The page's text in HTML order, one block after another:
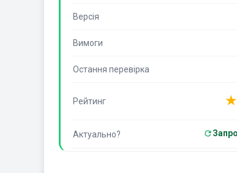
Версія
Вимоги
Остання перевірка
Рейтинг ★
Актуально?